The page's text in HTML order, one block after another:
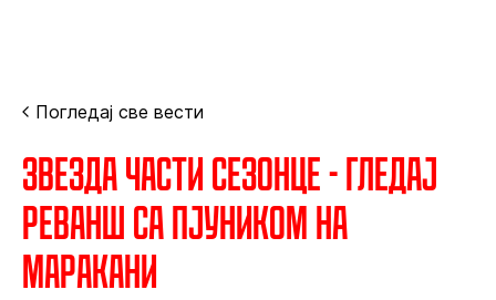
Погледај све вести
Звезда части сезонце - Гледај
реванш са Пјуником на
Маракани